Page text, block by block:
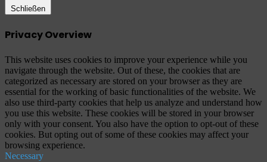
Schließen
Privacy Overview
This website uses cookies to improve your experience while you
navigate through the website. Out of these, the cookies that are
categorized as necessary are stored on your browser as they are
essential for the working of basic functionalities of the website. We
also use third-party cookies that help us analyze and understand how
you use this website. These cookies will be stored in your browser
only with your consent. You also have the option to opt-out of these
cookies. But opting out of some of these cookies may affect your
browsing experience.
Necessary